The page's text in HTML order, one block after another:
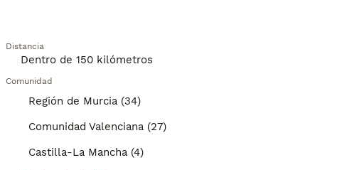
Distancia
Comunidad
Región de Murcia (34)
Comunidad Valenciana (27)
Castilla-La Mancha (4)